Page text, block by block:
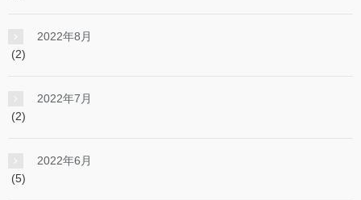
2022年8月
(2)
2022年7月
(2)
2022年6月
(5)